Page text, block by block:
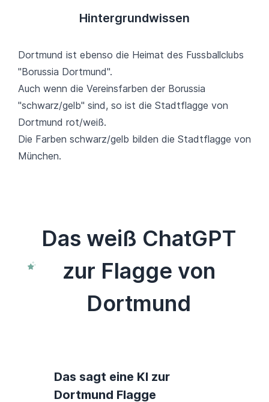
Hintergrundwissen
Dortmund ist ebenso die Heimat des Fussballclubs
"Borussia Dortmund".
Auch wenn die Vereinsfarben der Borussia
"schwarz/gelb" sind, so ist die Stadtflagge von
Dortmund rot/weiß.
Die Farben schwarz/gelb bilden die Stadtflagge von
München.
Das weiß ChatGPT
zur Flagge von
Dortmund
Das sagt eine KI zur
Dortmund Flagge